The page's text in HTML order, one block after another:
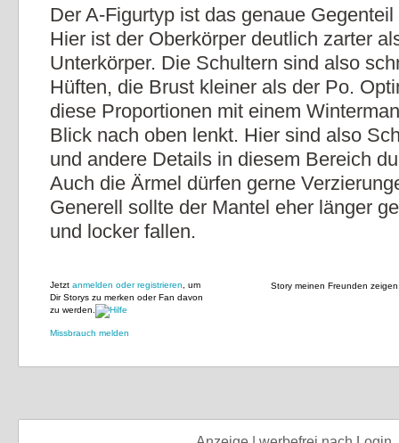
Der A-Figurtyp ist das genaue
Hier ist der Oberkörper deutlich zarter
Unterkörper. Die Schultern sind also
Hüften, die Brust kleiner als der Po.
diese Proportionen mit einem
Blick nach oben lenkt. Hier sind also
und andere Details in diesem Bereich
Auch die Ärmel dürfen gerne
Generell sollte der Mantel eher länger
und locker fallen.
Story meinen Freunden
Jetzt anmelden oder registrieren , um
Dir Storys zu merken oder Fan davon
zu werden.
Missbrauch melden